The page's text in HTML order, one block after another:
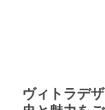
ヴィトラデ